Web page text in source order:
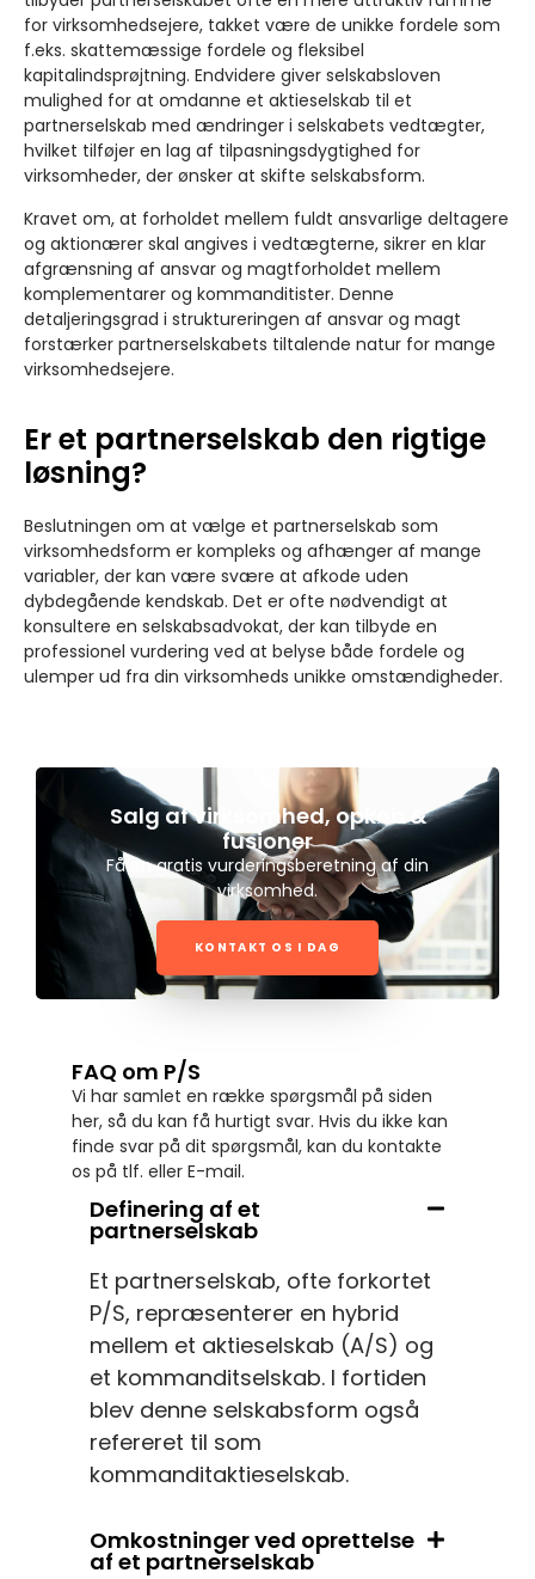
for virksomhedsejere, takket være de unikke fordele som
f.eks. skattemæssige fordele og fleksibel
kapitalindsprøjtning. Endvidere giver selskabsloven
mulighed for at omdanne et aktieselskab til et
partnerselskab med ændringer i selskabets vedtægter,
hvilket tilføjer en lag af tilpasningsdygtighed for
virksomheder, der ønsker at skifte selskabsform.
Kravet om, at forholdet mellem fuldt ansvarlige deltagere
og aktionærer skal angives i vedtægterne, sikrer en klar
afgrænsning af ansvar og magtforholdet mellem
komplementarer og kommanditister. Denne
detaljeringsgrad i struktureringen af ansvar og magt
forstærker partnerselskabets tiltalende natur for mange
virksomhedsejere.
Er et partnerselskab den rigtige
løsning?
Beslutningen om at vælge et partnerselskab som
virksomhedsform er kompleks og afhænger af mange
variabler, der kan være svære at afkode uden
dybdegående kendskab. Det er ofte nødvendigt at
konsultere en selskabsadvokat, der kan tilbyde en
professionel vurdering ved at belyse både fordele og
ulemper ud fra din virksomheds unikke omstændigheder.
Salg af virksomhed, opkøb &
fusioner
Få en gratis vurderingsberetning af din
virksomhed.
KONTAKT OS I DAG
FAQ om P/S
Vi har samlet en række spørgsmål på siden
her, så du kan få hurtigt svar. Hvis du ikke kan
finde svar på dit spørgsmål, kan du kontakte
os på tlf. eller E-mail.
Definering af et
partnerselskab
Et partnerselskab, ofte forkortet
P/S, repræsenterer en hybrid
mellem et aktieselskab (A/S) og
et kommanditselskab. I fortiden
blev denne selskabsform også
refereret til som
kommanditaktieselskab.
Omkostninger ved oprettelse
af et partnerselskab